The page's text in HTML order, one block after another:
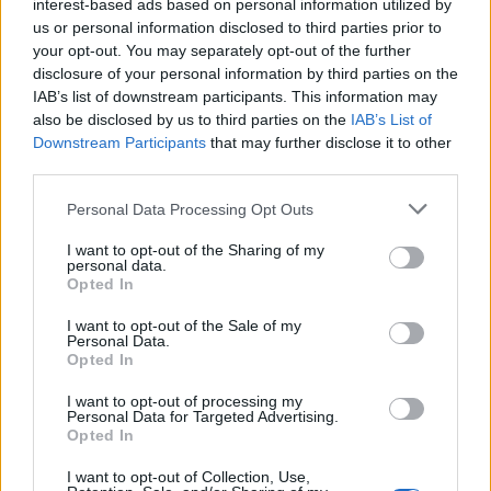
interest-based ads based on personal information utilized by
us or personal information disclosed to third parties prior to
your opt-out. You may separately opt-out of the further
disclosure of your personal information by third parties on the
IAB’s list of downstream participants. This information may
also be disclosed by us to third parties on the IAB’s List of
Downstream Participants that may further disclose it to other
Personal Data Processing Opt Outs
I want to opt-out of the Sharing of my
personal data.
Opted In
I want to opt-out of the Sale of my
Personal Data.
Opted In
I want to opt-out of processing my
Personal Data for Targeted Advertising.
Opted In
I want to opt-out of Collection, Use,
emozionanti, a partire dai due test
match contro una fortissima
Argentina.”
per il Rugby Championship 2025:
Convocati All Blacks per il
Rugby Championship
2025:
Avanti:Codie Taylor, Samisoni Taukei’aho,
Brodie McAlister, Ethan de Groot, Tamaiti